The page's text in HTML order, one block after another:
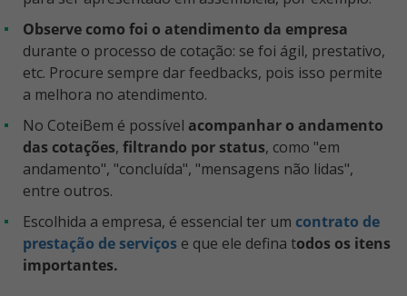
Observe como foi o atendimento da empresa
durante o processo de cotação: se foi ágil, prestativo,
etc. Procure sempre dar feedbacks, pois isso permite
a melhora no atendimento.
No CoteiBem é possível acompanhar o andamento
das cotações, filtrando por status, como "em
andamento", "concluída", "mensagens não lidas",
entre outros.
Escolhida a empresa, é essencial ter um contrato de
prestação de serviços e que ele defina todos os itens
importantes.